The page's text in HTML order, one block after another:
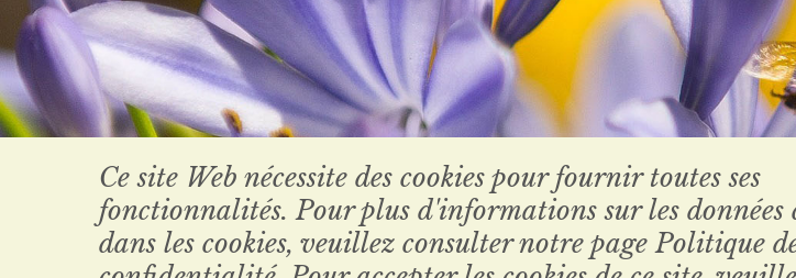
Conditions générales
Ce site Web nécessite des cookies pour fournir toutes ses
fonctionnalités. Pour plus d'informations sur les données
dans les cookies, veuillez consulter notre page Politique